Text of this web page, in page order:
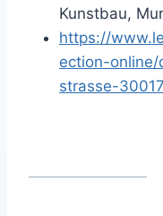
Kunstbau,
https://
ection-
strasse-